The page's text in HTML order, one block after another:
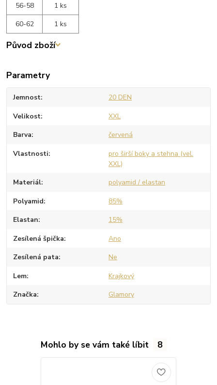
56-58
1 ks
60-62
1 ks
Původ zboží
Parametry
Jemnost 20 DEN
Velikost XXL
Barva červená
Vlastnosti
pro širší boky a stehna (vel.
XXL)
Materiál polyamid / elastan
Polyamid 85%
Elastan 15%
Zesílená špička Ano
Zesílená pata Ne
Lem Krajkový
Značka Glamory
Mohlo by se vám také líbit 8